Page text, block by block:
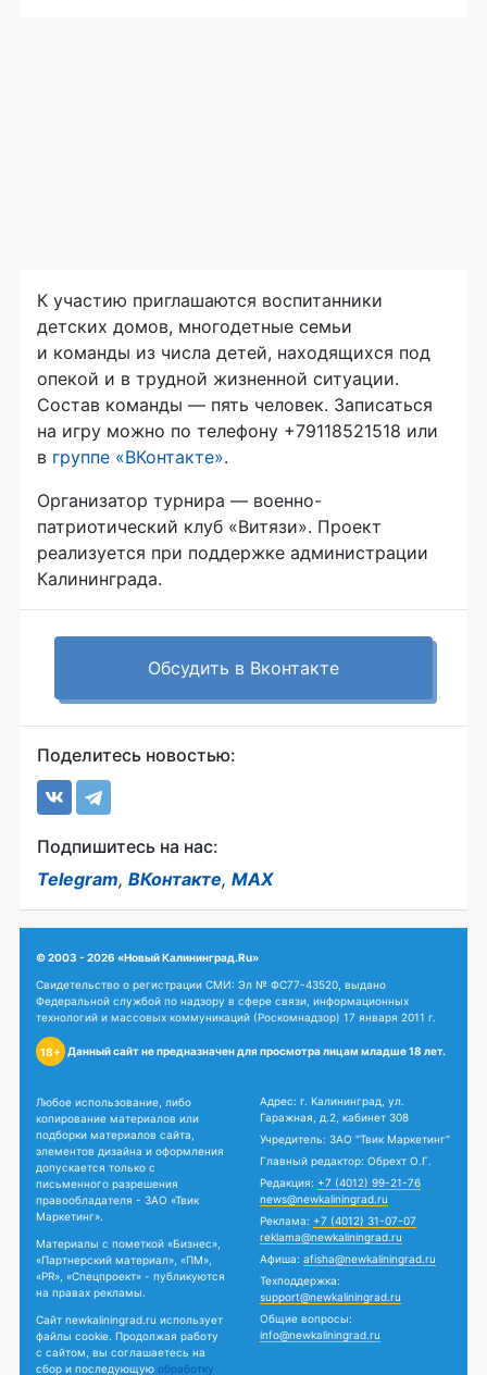
К участию приглашаются воспитанники
детских домов, многодетные семьи
и команды из числа детей, находящихся под
опекой и в трудной жизненной ситуации.
Состав команды — пять человек. Записаться
на игру можно по телефону +79118521518 или
в группе «ВКонтакте».
Организатор турнира — военно-
патриотический клуб «Витязи». Проект
реализуется при поддержке администрации
Калининграда.
Обсудить в Вконтакте
Поделитесь новостью:
Подпишитесь на нас:
Telegram, ВКонтакте, MAX
© 2003 - 2026 «Новый Калининград.Ru»
Свидетельство о регистрации СМИ: Эл № ФС77-43520, выдано
Федеральной службой по надзору в сфере связи, информационных
технологий и массовых коммуникаций (Роскомнадзор) 17 января 2011 г.
18+ Данный сайт не предназначен для просмотра лицам младше 18 лет.
Любое использование, либо
копирование материалов или
подборки материалов сайта,
элементов дизайна и оформления
допускается только с
письменного разрешения
правообладателя - ЗАО «Твик
Маркетинг».
Материалы с пометкой «Бизнес»,
«Партнерский материал», «ПМ»,
«PR», «Спецпроект» - публикуются
на правах рекламы.
Сайт newkaliningrad.ru использует
файлы cookie. Продолжая работу
с сайтом, вы соглашаетесь на
сбор и последующую обработку
Адрес: г. Калининград, ул.
Гаражная, д.2, кабинет 308
Учредитель: ЗАО "Твик Маркетинг"
Главный редактор: Обрехт О.Г.
Редакция: +7 (4012) 99-21-76
news@newkaliningrad.ru
Реклама: +7 (4012) 31-07-07
reklama@newkaliningrad.ru
Афиша: afisha@newkaliningrad.ru
Техподдержка:
support@newkaliningrad.ru
Общие вопросы:
info@newkaliningrad.ru